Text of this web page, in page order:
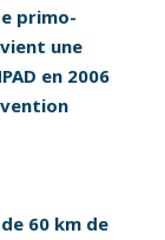
primo-
une
en 2006
60 km de